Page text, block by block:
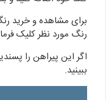
برای مشاهده و خرید
رنگ مورد نظر کلیک
اگر این پیراهن را
ببینید.